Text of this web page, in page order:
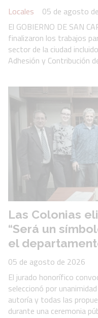
Locales
05 de agosto
El GOBIERNO DE SAN
finalizaron los trabajos
sector de la ciudad
Adhesión y Contribución
Las Colonias
“Será un
el
05 de agosto de 2026
El jurado honorífico
seleccionó por
autoría y todas las
durante una ceremonia